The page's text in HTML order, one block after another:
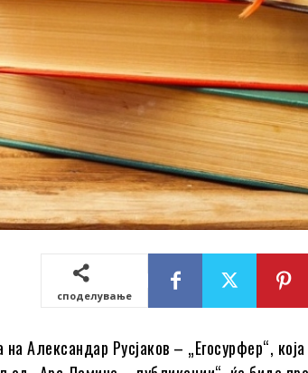
споделување
на Александар Русјаков – „Егосурфер“,